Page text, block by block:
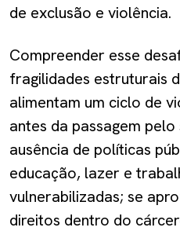
de exclusão e violência.
Compreender esse
fragilidades estruturais
alimentam um ciclo de
antes da passagem
ausência de políticas
educação, lazer e
vulnerabilizadas; se
direitos dentro do